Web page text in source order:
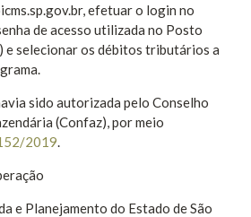
efetuar o login no
de acesso utilizada no Posto
e selecionar os débitos tributários a
sido autorizada pelo Conselho
(Confaz), por meio
2019.
e Planejamento do Estado de São